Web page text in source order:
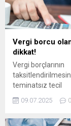
Vergi borcu
dikkat!
Vergi borçlarının
teminatsız tecil
yapılabilecek tutar
TL'den 250 bin
09.07.2025 0